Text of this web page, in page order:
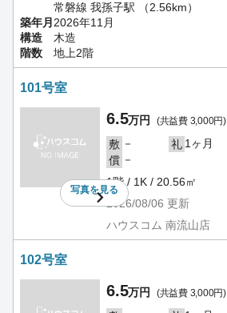
常磐線 我孫子駅 （2.56km）
築年月 2026年11月
構造
木造
階数
地上2階
101号室
写真を見る
6.5万円 (共益費 3,000円)
敷 － 礼 1ヶ月
償 －
1階 / 1K / 20.56㎡
2026/08/06 更新
ハウスコム 南流山店
102号室
6.5万円 (共益費 3,000円)